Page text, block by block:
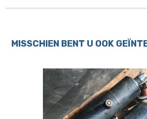
MISSCHIEN BENT U OOK